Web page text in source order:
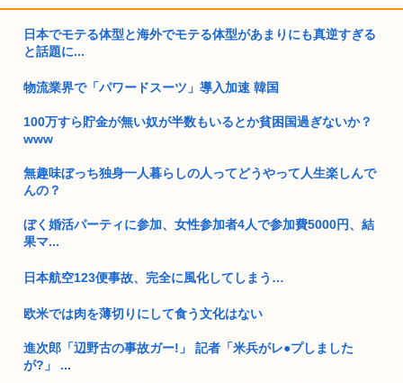
日本でモテる体型と海外でモテる体型があまりにも真逆すぎる
と話題に...
物流業界で「パワードスーツ」導入加速 韓国
100万すら貯金が無い奴が半数もいるとか貧困国過ぎないか？
www
無趣味ぼっち独身一人暮らしの人ってどうやって人生楽しんで
んの？
ぼく婚活パーティに参加、女性参加者4人で参加費5000円、結
果マ...
日本航空123便事故、完全に風化してしまう…
欧米では肉を薄切りにして食う文化はない
進次郎「辺野古の事故ガー!」 記者「米兵がレ●プしました
が?」 ...